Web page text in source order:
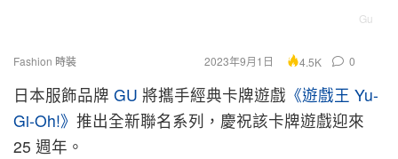
Gu
Fashion 時裝 2023年9月1日 4.5K 0
日本服飾品牌 GU 將攜手經典卡牌遊戲 《遊戲王 Yu-
Gi-Oh!》 推出全新聯名系列，慶祝該卡牌遊戲迎來
25 週年。